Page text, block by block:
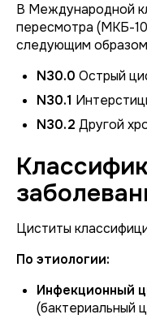
В Международной
пересмотра (МКБ-
следующим
N30.0 Острый
N30.1
N30.2 Другой
Циститы
По этиологии:
Инфекционный
(бактериальный